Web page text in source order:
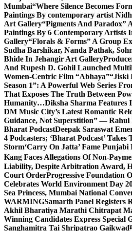
Mumbai“Where Silence Becomes
Paintings By contemporary artist
Art Gallery“Pigments And Paradox”
Paintings By 6 Contemporary Artists
Gallery“Florals & Forms” A Group
Sudha Barshikar, Nanda Pathak,
Bhide In Jehangir Art Gallery
And Rupesh D. Gohil Launched
Women-Centric Film “Abhaya”“Jiski
Season 1”: A Powerful Web Series
That Exposes The Truth Between
Humanity…Diksha Sharma Features
DM Music City’s Latest Romantic
Guidance, Not Superstition” — Rahul
Bharat PodcastDeepak Saraswat
4 Podcasters; ‘Bharat Podcast’
Storm‘Carry On Jatta’ Fame
Kang Faces Allegations Of Non-
Liability, Despite Arbitration Award,
Court OrderProgressive Foundation
Celebrates World Environment Day
Sea Princess, Mumbai National
WARMINGSamarth Panel Registers
Akhil Bharatiya Marathi Chitrapat
Winning Candidates Express Special
Sanghamitra Tai Shripatrao Gaikwad